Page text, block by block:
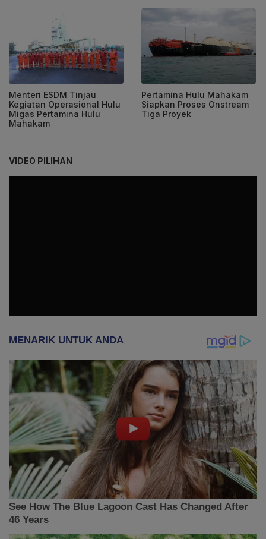
Menteri ESDM Tinjau
Kegiatan Operasional Hulu
Migas Pertamina Hulu
Mahakam
Pertamina Hulu Mahakam
Siapkan Proses Onstream
Tiga Proyek
VIDEO PILIHAN